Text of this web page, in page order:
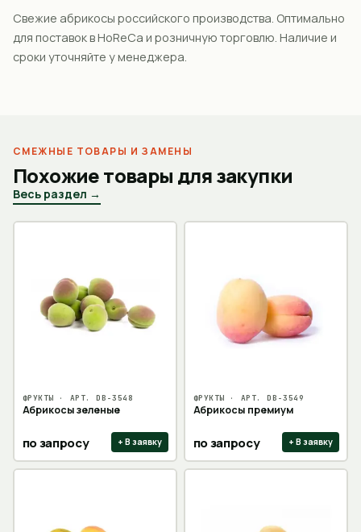
Свежие абрикосы российского производства. Оптимально
для поставок в HoReCa и розничную торговлю. Наличие и
сроки уточняйте у менеджера.
СМЕЖНЫЕ ТОВАРЫ И ЗАМЕНЫ
Похожие товары для закупки
Весь раздел →
ФРУКТЫ · АРТ.DB-3548
Абрикосы зеленые
по запросу + В заявку
ФРУКТЫ · АРТ.DB-3549
Абрикосы премиум
по запросу + В заявку